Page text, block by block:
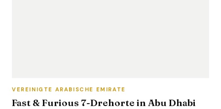
VEREINIGTE ARABISCHE EMIRATE
Fast & Furious 7-Drehorte in Abu Dhabi